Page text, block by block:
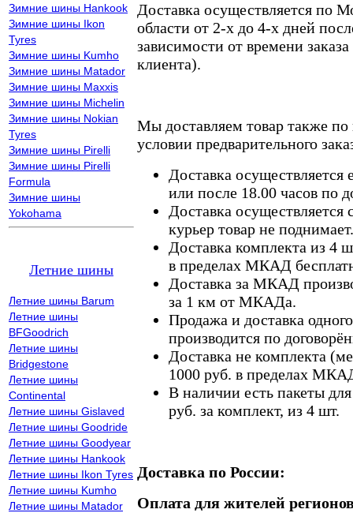
Зимние шины Hankook
Зимние шины Ikon
Tyres
Зимние шины Kumho
Зимние шины Matador
Зимние шины Maxxis
Зимние шины Michelin
Зимние шины Nokian
Tyres
Зимние шины Pirelli
Зимние шины Pirelli
Formula
Зимние шины
Yokohama
Летние шины
Летние шины Barum
Летние шины
BFGoodrich
Летние шины
Bridgestone
Летние шины
Continental
Летние шины Gislaved
Летние шины Goodride
Летние шины Goodyear
Летние шины Hankook
Летние шины Ikon Tyres
Летние шины Kumho
Летние шины Matador
Доставка осуществляется по
области от 2-х до 4-х дней
зависимости от времени
клиента).
Мы доставляем товар также
условии предварительного
Доставка осуществляется
или после 18.00 часов по
Доставка осуществляется
курьер товар не поднимает.
Доставка комплекта из 4
в пределах МКАД
Доставка за МКАД
за 1 км от МКАДа.
Продажа и доставка
производится по
Доставка не комплекта
1000 руб. в пределах
В наличии есть пакеты
руб. за комплект, из 4 шт.
Доставка по России:
Оплата для жителей